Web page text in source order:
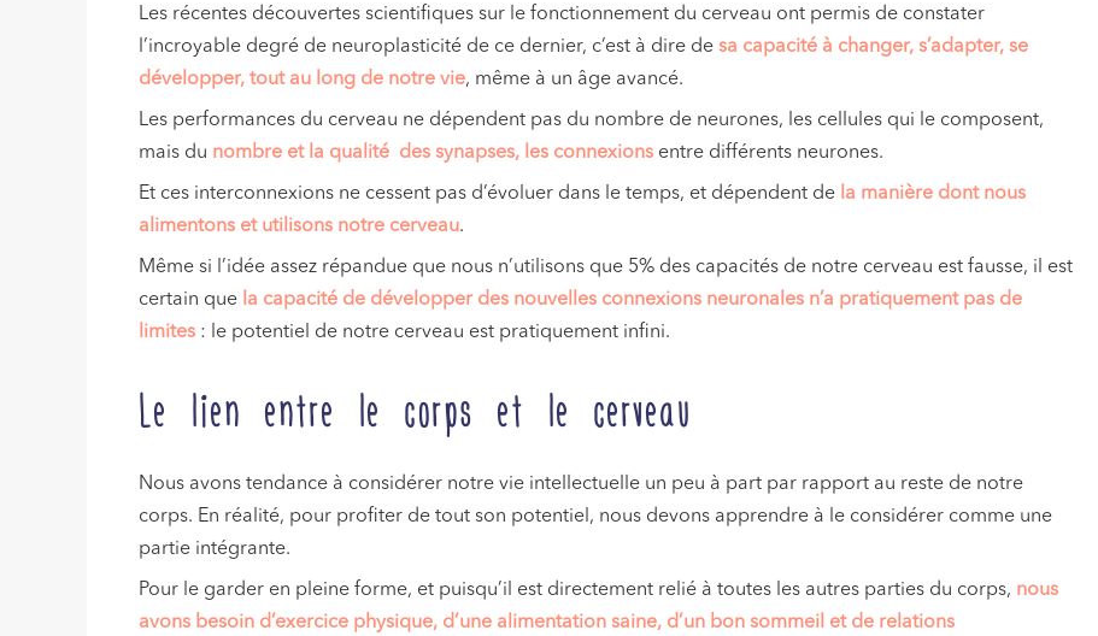
Les récentes découvertes scientifiques sur le fonctionnement du cerveau ont permis de constater
l’incroyable degré de neuroplasticité de ce dernier, c’est à dire desa capacité à changer, s’adapter, se
développer, tout au long de notre vie, même à un âge avancé.
Les performances du cerveau ne dépendent pas du nombre de neurones, les cellules qui le composent,
mais du nombre et la qualité des synapses, les connexions entre différents neurones.
Et ces interconnexions ne cessent pas d’évoluer dans le temps, et dépendent de la manière dont nous
alimentons et utilisons notre cerveau.
Même si l’idée assez répandue que nous n’utilisons que 5% des capacités de notre cerveau est fausse, il est
certain que la capacité de développer des nouvelles connexions neuronales n’a pratiquement pas de
limites : le potentiel de notre cerveau est pratiquement infini.
Le lien entre le corps et le cerveau
Nous avons tendance à considérer notre vie intellectuelle un peu à part par rapport au reste de notre
corps. En réalité, pour profiter de tout son potentiel, nous devons apprendre à le considérer comme une
partie intégrante.
Pour le garder en pleine forme, et puisqu’il est directement relié à toutes les autres parties du corps, nous
avons besoin d’exercice physique, d’une alimentation saine, d’un bon sommeil et de relations